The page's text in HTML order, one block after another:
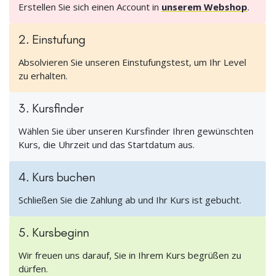
Erstellen Sie sich einen Account in unserem Webshop.
2. Einstufung
Absolvieren Sie unseren Einstufungstest, um Ihr Level
zu erhalten.
3. Kursfinder
Wählen Sie über unseren Kursfinder Ihren gewünschten
Kurs, die Uhrzeit und das Startdatum aus.
4. Kurs buchen
Schließen Sie die Zahlung ab und Ihr Kurs ist gebucht.
5. Kursbeginn
Wir freuen uns darauf, Sie in Ihrem Kurs begrüßen zu
dürfen.